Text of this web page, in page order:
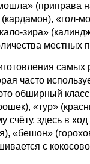
(приправа
зира»
местных
самых
часто
обширный
«тур»
здесь в
«бешон»
с